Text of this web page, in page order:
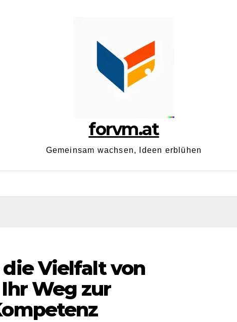
forvm.at
Gemeinsam wachsen, Ideen erblühen
Vielfalt von
Weg zur